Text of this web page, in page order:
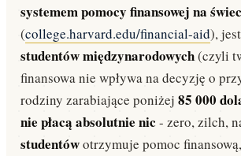
systemem pomocy finansowej na
(college.harvard.edu/financial-aid), jest
studentów międzynarodowych(czyli
finansowa nie wpływa na decyzję o
rodziny zarabiające poniżej 85 000
nie płacą absolutnie nic - zero, zilch,
studentówotrzymuje pomoc